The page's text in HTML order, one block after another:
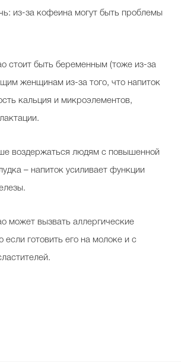
из-за кофеина могут быть проблемы
стоит быть беременным (тоже из-за
женщинам из-за того, что напиток
кальция и микроэлементов,
воздержаться людям с повышенной
– напиток усиливает функции
может вызвать аллергические
если готовить его на молоке и с